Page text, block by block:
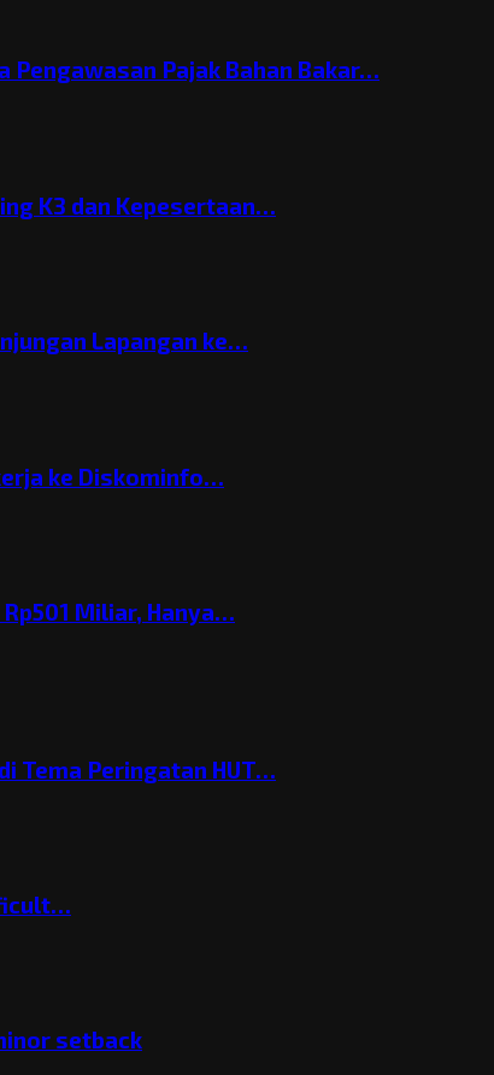
Pengawasan Pajak Bahan Bakar…
K3 dan Kepesertaan…
Lapangan ke…
ke Diskominfo…
Rp501 Miliar, Hanya…
Tema Peringatan HUT…
setback